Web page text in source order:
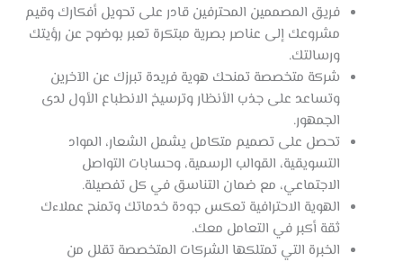
فريق المصممين المحترفين قادر على تحويل أفكارك وقيم
مشروعك إلى عناصر بصرية مبتكرة تعبر بوضوح عن رؤيتك
ورسالتك.
شركة متخصصة تمنحك هوية فريدة تبرزك عن الآخرين
وتساعد على جذب الأنظار وترسيخ الانطباع الأول لدى
الجمهور.
تحصل على تصميم متكامل يشمل الشعار، المواد
التسويقية، القوالب الرسمية، وحسابات التواصل
الاجتماعي، مع ضمان التناسق في كل تفصيلة.
الهوية الاحترافية تعكس جودة خدماتك وتمنح عملاءك
ثقة أكبر في التعامل معك.
الخبرة التي تمتلكها الشركات المتخصصة تقلل من